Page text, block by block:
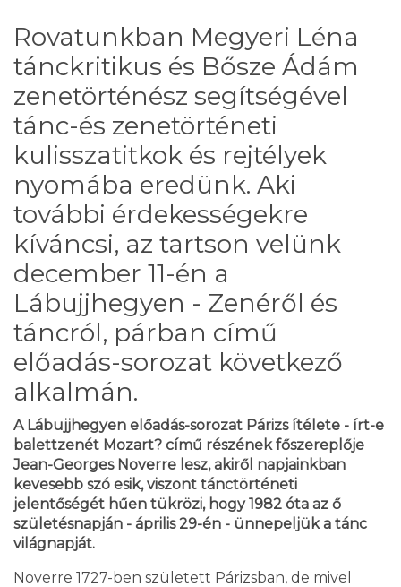
Rovatunkban Megyeri Léna
tánckritikus és Bősze Ádám
zenetörténész segítségével
tánc-és zenetörténeti
kulisszatitkok és rejtélyek
nyomába eredünk. Aki
további érdekességekre
kíváncsi, az tartson velünk
december 11-én a
Lábujjhegyen - Zenéről és
táncról, párban című
előadás-sorozat következő
alkalmán.
A Lábujjhegyen előadás-sorozat Párizs ítélete - írt-e
balettzenét Mozart? című részének főszereplője
Jean-Georges Noverre lesz, akiről napjainkban
kevesebb szó esik, viszont tánctörténeti
jelentőségét hűen tükrözi, hogy 1982 óta az ő
születésnapján - április 29-én - ünnepeljük a tánc
világnapját.
Noverre 1727-ben született Párizsban, de mivel